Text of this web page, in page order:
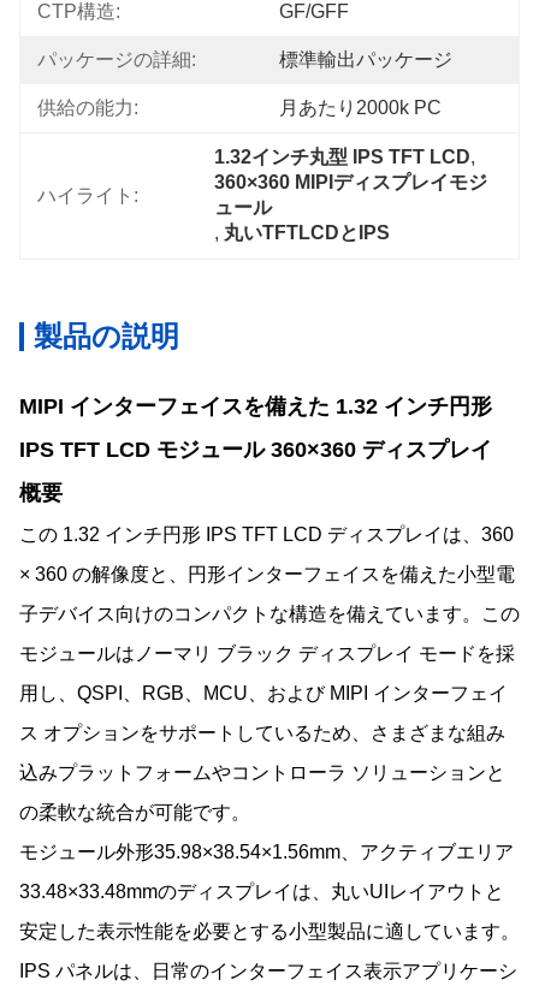
CTP構造: GF/GFF
パッケージの詳細: 標準輸出パッケージ
供給の能力: 月あたり2000k PC
ハイライト:
1.32インチ丸型 IPS TFT LCD,
360×360 MIPIディスプレイモジ
ュール
, 丸いTFTLCDとIPS
製品の説明
MIPI インターフェイスを備えた 1.32 インチ円形
IPS TFT LCD モジュール 360×360 ディスプレイ
概要
この 1.32 インチ円形 IPS TFT LCD ディスプレイは、360
× 360 の解像度と、円形インターフェイスを備えた小型電
子デバイス向けのコンパクトな構造を備えています。この
モジュールはノーマリ ブラック ディスプレイ モードを採
用し、QSPI、RGB、MCU、および MIPI インターフェイ
ス オプションをサポートしているため、さまざまな組み
込みプラットフォームやコントローラ ソリューションと
の柔軟な統合が可能です。
モジュール外形35.98×38.54×1.56mm、アクティブエリア
33.48×33.48mmのディスプレイは、丸いUIレイアウトと
安定した表示性能を必要とする小型製品に適しています。
IPS パネルは、日常のインターフェイス表示アプリケーシ